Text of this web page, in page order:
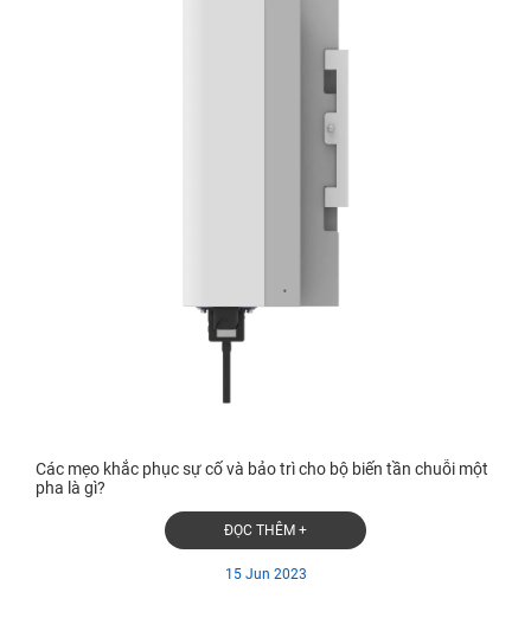
Các mẹo khắc phục sự cố và bảo trì cho bộ biến tần chuỗi một
pha là gì?
ĐỌC THÊM +
15 Jun 2023